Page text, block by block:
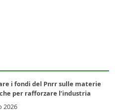
i fondi del Pnrr sulle materie
per rafforzare l’industria
2026